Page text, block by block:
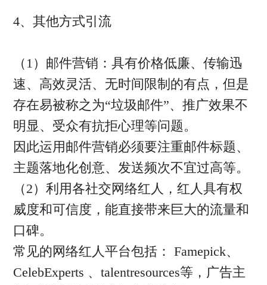
4、其他方式引流
（1）邮件营销：具有价格低廉、传输迅
速、高效灵活、无时间限制的有点，但是
存在易被称之为“垃圾邮件”、推广效果不
明显、受众有抗拒心理等问题。
因此运用邮件营销必须要注重邮件标题、
主题落地化创意、发送频次不宜过高等。
（2）利用各社交网络红人，红人具有权
威度和可信度，能直接带来巨大的流量和
口碑。
常见的网络红人平台包括： Famepick、
CelebExperts 、talentresources等，广告主